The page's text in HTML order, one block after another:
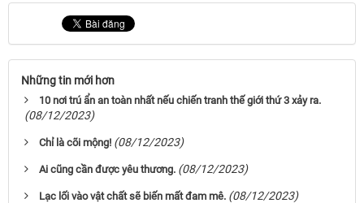
Những tin mới hơn
10 nơi trú ẩn an toàn nhất nếu chiến tranh thế giới thứ 3 xảy ra.
(08/12/2023)
Chỉ là cõi mộng! (08/12/2023)
Ai cũng cần được yêu thương. (08/12/2023)
Lạc lối vào vật chất sẽ biến mất đam mê. (08/12/2023)